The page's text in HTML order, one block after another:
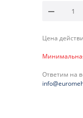
Цена
Ответим на